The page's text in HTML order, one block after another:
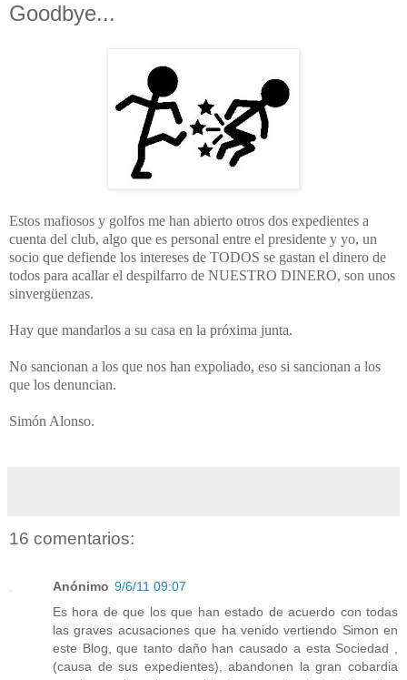
Goodbye...
Estos mafiosos y golfos me han abierto otros dos expedientes a
cuenta del club, algo que es personal entre el presidente y yo, un
socio que defiende los intereses de TODOS se gastan el dinero de
todos para acallar el despilfarro de NUESTRO DINERO, son unos
sinvergüenzas.
Hay que mandarlos a su casa en la próxima junta.
No sancionan a los que nos han expoliado, eso si sancionan a los
que los denuncian.
Simón Alonso.
16 comentarios:
Anónimo 9/6/11 09:07
Es hora de que los que han estado de acuerdo con todas
las graves acusaciones que ha venido vertiendo Simon en
este Blog, que tanto daño han causado a esta Sociedad ,
(causa de sus expedientes), abandonen la gran cobardia